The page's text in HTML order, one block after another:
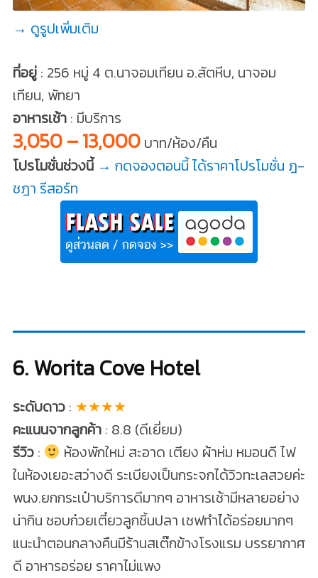
→ ดูรูปเพิ่มเติม
ที่อยู่: 256 หมู่ 4 ต.นาจอมเทียน อ.สัตหีบ, นาจอม
เทียน, พัทยา
อาหารเช้า: มีบริการ
3,050 – 13,000บาท/ห้อง/คืน
โปรโมชั่นช่วงนี้ → กดจองตอนนี้ ได้ราคาโปรโมชั่น ฎ-
ชฎา รีสอร์ท
6. Worita Cove Hotel
ระดับดาว: ★★★★
คะแนนจากลูกค้า : 8.8 (ดีเยี่ยม)
รีวิว:
ห้องพักใหม่ สะอาด เตียง ผ้าห่ม หมอนดี ไฟ
ในห้องเยอะสว่างดี ระเบียงเป็นกระจกได้วิวทะเลสวยค่ะ
พนง.ยกกระเป๋าบริการดีมากๆ อาหารเช้ามีหลายอย่าง
น่ากิน ชอบก๋วยเตี๋ยวลูกชิ้นปลา เชฟทำได้อร่อยมากๆ
แนะนำตอนกลางคืนมีร้านสเต๊กข้างโรงแรม บรรยากาศ
ดี อาหารอร่อย ราคาไม่แพง